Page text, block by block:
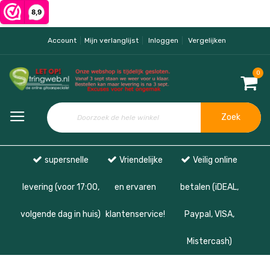
Account Mijn verlanglijst Inloggen Vergelijken
0
Zoek
supersnelle
levering (voor 17:00,
volgende dag in huis)
Vriendelijke
en ervaren
klantenservice!
Veilig online
betalen (iDEAL,
Paypal, VISA,
Mistercash)